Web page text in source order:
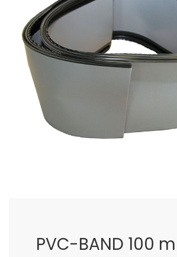
gallery
PVC-BAND 100